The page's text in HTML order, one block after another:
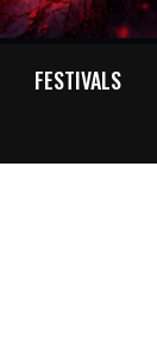
FESTIVALS